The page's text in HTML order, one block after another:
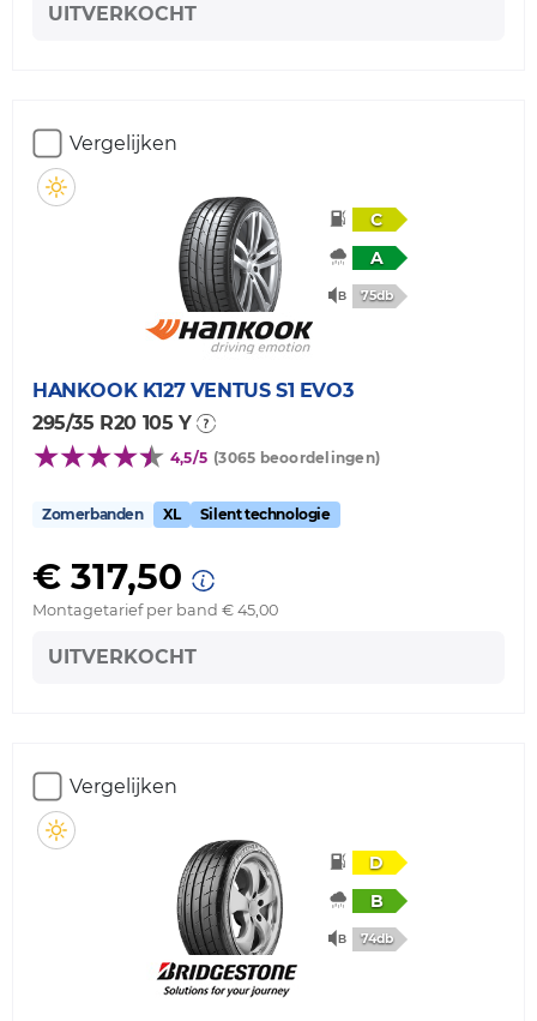
UITVERKOCHT
Vergelijken
C
A
75db
HANKOOK K127 VENTUS S1 EVO3
295/35 R20 105 Y
4,5/5 (3065 beoordelingen)
Zomerbanden XL Silent technologie
€ 317,50
Montagetarief per band € 45,00
UITVERKOCHT
Vergelijken
D
B
74db